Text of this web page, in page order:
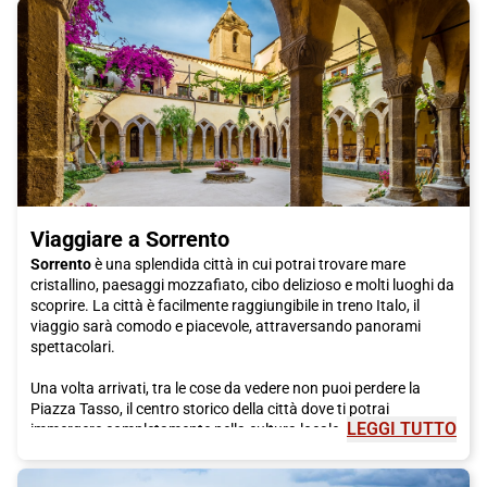
Viaggiare a Sorrento
Sorrentoè una splendida città in cui potrai trovare mare
cristallino, paesaggi mozzafiato, cibo delizioso e molti luoghi da
scoprire. La città è facilmente raggiungibile in treno Italo, il
viaggio sarà comodo e piacevole, attraversando panorami
spettacolari.
Una volta arrivati, tra le cose da vedere non puoi perdere la
Piazza Tasso, il centro storico della città dove ti potrai
immergere completamente nella cultura locale. Passeggiando
le botteghe artigianali che vendono prodotti locali e le tante
LEGGI TUTTO